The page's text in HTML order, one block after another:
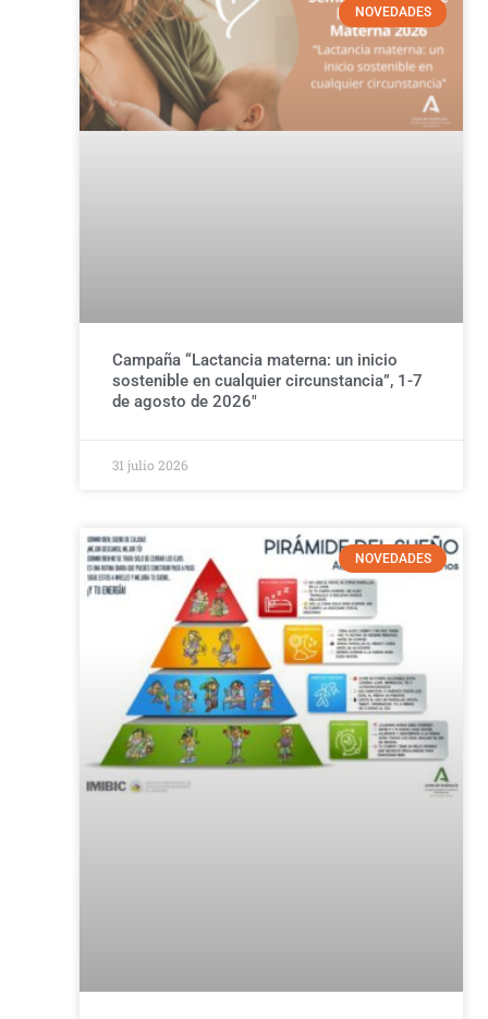
NOVEDADES
Campaña “Lactancia materna: un inicio
sostenible en cualquier circunstancia”, 1-7
de agosto de 2026″
31 julio 2026
NOVEDADES